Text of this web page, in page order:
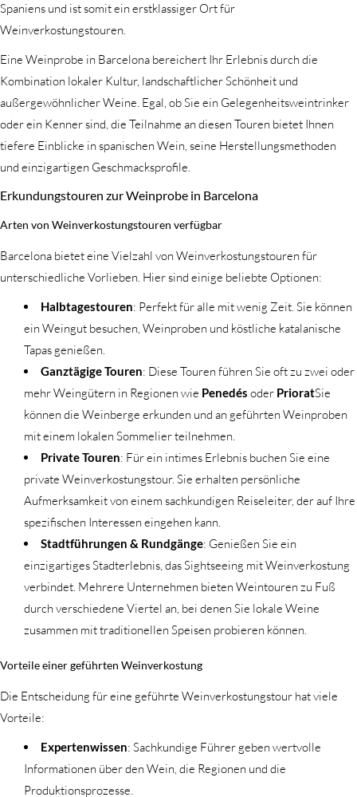
Spaniens und ist somit ein erstklassiger Ort für
Weinverkostungstouren.
Eine Weinprobe in Barcelona bereichert Ihr Erlebnis durch die
Kombination lokaler Kultur, landschaftlicher Schönheit und
außergewöhnlicher Weine. Egal, ob Sie ein Gelegenheitsweintrinker
oder ein Kenner sind, die Teilnahme an diesen Touren bietet Ihnen
tiefere Einblicke in spanischen Wein, seine Herstellungsmethoden
und einzigartigen Geschmacksprofile.
Erkundungstouren zur Weinprobe in Barcelona
Arten von Weinverkostungstouren verfügbar
Barcelona bietet eine Vielzahl von Weinverkostungstouren für
unterschiedliche Vorlieben. Hier sind einige beliebte Optionen:
Halbtagestouren: Perfekt für alle mit wenig Zeit. Sie können
ein Weingut besuchen, Weinproben und köstliche katalanische
Tapas genießen.
Ganztägige Touren: Diese Touren führen Sie oft zu zwei oder
mehr Weingütern in Regionen wie Penedés oder PrioratSie
können die Weinberge erkunden und an geführten Weinproben
mit einem lokalen Sommelier teilnehmen.
Private Touren: Für ein intimes Erlebnis buchen Sie eine
private Weinverkostungstour. Sie erhalten persönliche
Aufmerksamkeit von einem sachkundigen Reiseleiter, der auf Ihre
spezifischen Interessen eingehen kann.
Stadtführungen & Rundgänge: Genießen Sie ein
einzigartiges Stadterlebnis, das Sightseeing mit Weinverkostung
verbindet. Mehrere Unternehmen bieten Weintouren zu Fuß
durch verschiedene Viertel an, bei denen Sie lokale Weine
zusammen mit traditionellen Speisen probieren können.
Vorteile einer geführten Weinverkostung
Die Entscheidung für eine geführte Weinverkostungstour hat viele
Vorteile:
Expertenwissen: Sachkundige Führer geben wertvolle
Informationen über den Wein, die Regionen und die
Produktionsprozesse.